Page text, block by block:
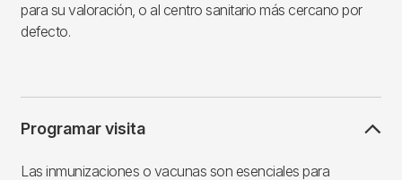
para su valoración, o al centro sanitario más cercano por
defecto.
Programar visita
Las inmunizaciones o vacunas son esenciales para